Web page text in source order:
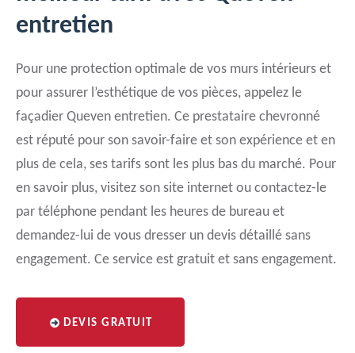
entretien
Pour une protection optimale de vos murs intérieurs et
pour assurer l’esthétique de vos pièces, appelez le
façadier Queven entretien. Ce prestataire chevronné
est réputé pour son savoir-faire et son expérience et en
plus de cela, ses tarifs sont les plus bas du marché. Pour
en savoir plus, visitez son site internet ou contactez-le
par téléphone pendant les heures de bureau et
demandez-lui de vous dresser un devis détaillé sans
engagement. Ce service est gratuit et sans engagement.
DEVIS GRATUIT